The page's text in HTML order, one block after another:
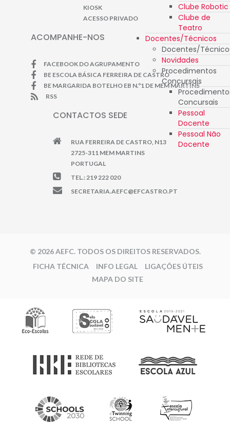
Clube Robotic
Clube de
Teatro
Docentes/Técnicos
Docentes/
Novidades
Procedimentos
Concursais
Concursais
Pessoal
Docente
Pessoal Não
Docente
KIOSK
ACESSO PRIVADO
ACOMPANHE-NOS
FACEBOOK DO AGRUPAMENTO
BE ESCOLA BÁSICA FERREIRA DE CASTRO
BE MARGARIDA BOTELHO EB N.º1 DE MEM MARTINS
RSS
CONTACTOS SEDE
RUA FERREIRA DE CASTRO, N13
2725-311 MEM MARTINS
PORTUGAL
TEL.: 219 222 020
SECRETARIA.AEFC@EFCASTRO.PT
© 2026 AEFC. TODOS OS DIREITOS RESERVADOS.
FICHA TÉCNICA
INFO LEGAL
LIGAÇÕES ÚTEIS
MAPA DO SITE